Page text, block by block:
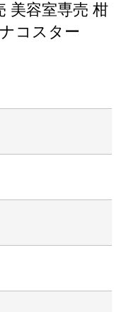
美容室専売 柑
コスター